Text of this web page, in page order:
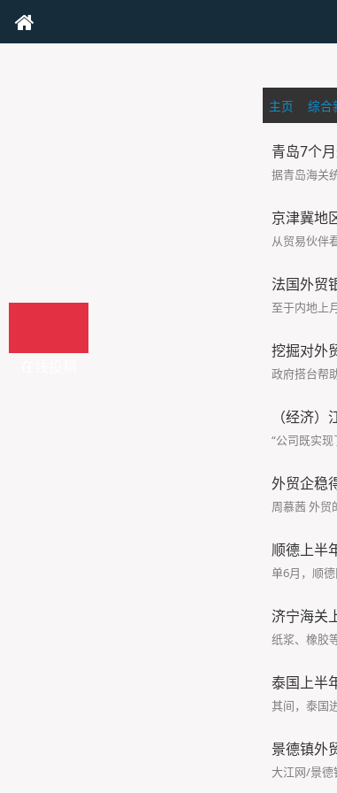
主页 综合
青岛7个
据青岛海关
京津冀地
从贸易伙伴
法国外贸
至于内地上
挖掘对外
政府搭台帮
（经济
“公司既实
外贸企稳
周慕茜 外贸
顺德上半
单6月，顺
济宁海关
纸浆、橡胶
泰国上半
其间，泰国
景德镇外
大江网/景德